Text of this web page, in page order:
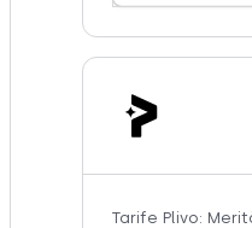
Tarife Plivo: